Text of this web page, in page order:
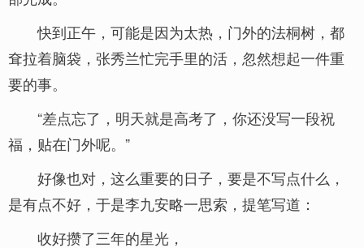
快到正午，可能是因为太热，门外的法桐树，都
耷拉着脑袋，张秀兰忙完手里的活，忽然想起一件重
要的事。
“差点忘了，明天就是高考了，你还没写一段祝
福，贴在门外呢。”
好像也对，这么重要的日子，要是不写点什么，
是有点不好，于是李九安略一思索，提笔写道：
收好攒了三年的星光，